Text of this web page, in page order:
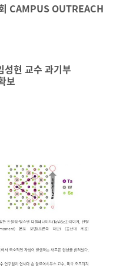
CAMPUS OUTREACH
성현 교수 과기부
보